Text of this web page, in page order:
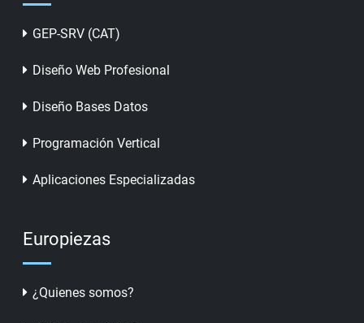
GEP-SRV (CAT)
Diseño Web Profesional
Diseño Bases Datos
Programación Vertical
Aplicaciones Especializadas
Europiezas
¿Quienes somos?